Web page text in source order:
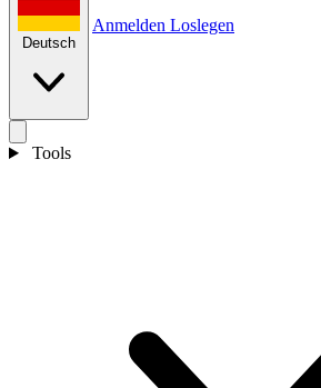
Deutsch
Anmelden Loslegen
Tools